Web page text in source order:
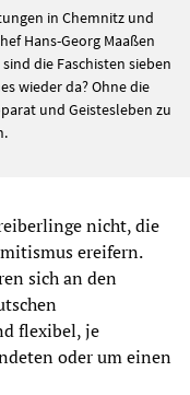
in Chemnitz und
Hans-Georg Maaßen
die Faschisten sieben
wieder da? Ohne die
und Geistesleben zu
nicht, die
ereifern.
sich an den
flexibel, je
oder um einen